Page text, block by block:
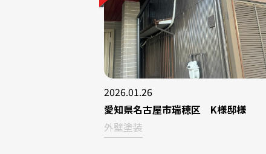
2026.01.26
愛知県名古屋市瑞穂区 K様邸様
外壁塗装